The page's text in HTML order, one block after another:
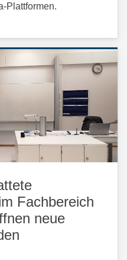
Plattformen.
Fachbereich
neue